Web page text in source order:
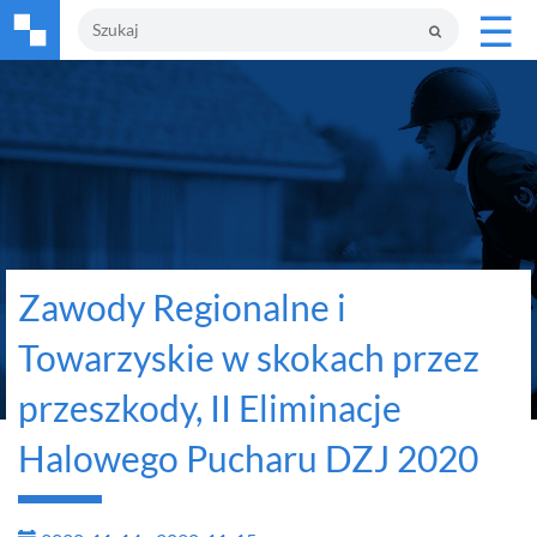
☰
Zawody Regionalne i
Towarzyskie w skokach przez
przeszkody, II Eliminacje
Halowego Pucharu DZJ 2020